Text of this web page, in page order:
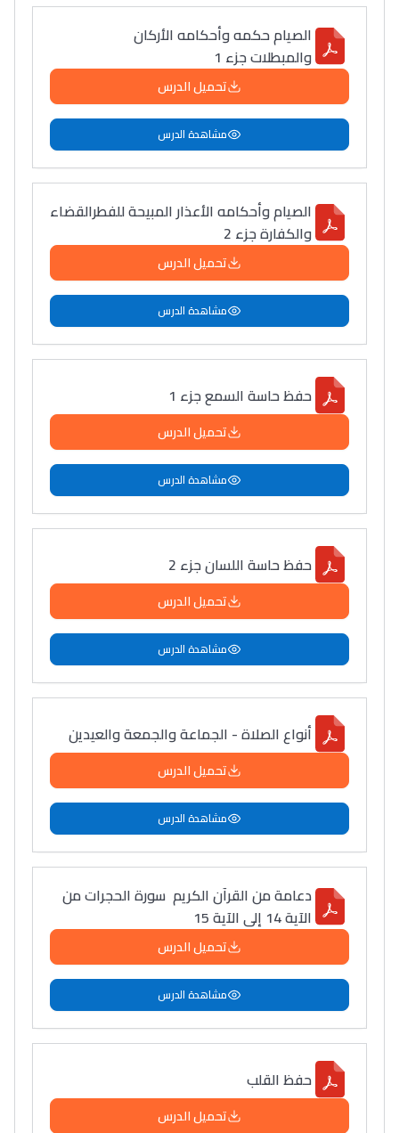
الصيام حكمه وأحكامه الأركان
والمبطلات جزء 1
تحميل الدرس
مشاهدة الدرس
الصيام وأحكامه الأعذار المبيحة للفطرالقضاء
والكفارة جزء 2
تحميل الدرس
مشاهدة الدرس
حفظ حاسة السمع جزء 1
تحميل الدرس
مشاهدة الدرس
حفظ حاسة اللسان جزء 2
تحميل الدرس
مشاهدة الدرس
أنواع الصلاة - الجماعة والجمعة والعيدين
تحميل الدرس
مشاهدة الدرس
دعامة من القرآن الكريم سورة الحجرات من
الآية 14 إلى الآية 15
تحميل الدرس
مشاهدة الدرس
حفظ القلب
تحميل الدرس